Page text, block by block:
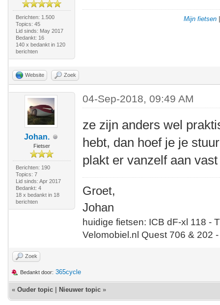
Berichten: 1.500
Topics: 45
Lid sinds: May 2017
Bedankt: 16
140 x bedankt in 120
berichten
Mijn fietsen
Website Zoek
Johan.
Fietser
Berichten: 190
Topics: 7
Lid sinds: Apr 2017
Bedankt: 4
18 x bedankt in 18
berichten
04-Sep-2018, 09:49 AM
ze zijn anders wel
hebt, dan hoef je je
plakt er vanzelf aan
Groet,
Johan
huidige fietsen: ICB dF-xl 118 -
Velomobiel.nl Quest 706 & 202
Zoek
Bedankt door: 365cycle
« Ouder topic Nieuwer topic »